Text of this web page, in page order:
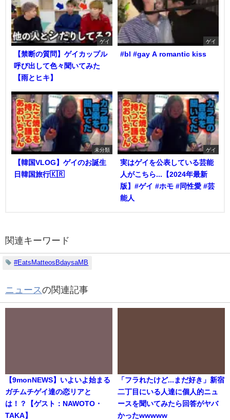
ゲイ
【禁断の質問】ゲイカップル
呼び出して色々聞いてみた
【雨とヒキ】
ゲイ
#bl #gay A romantic kiss
未分類
【韓国VLOG】ゲイのお誕生
日韓国旅行🇰🇷
ゲイ
実はゲイを公表している芸能
人がこちら...【2024年最新
版】#ゲイ #ホモ #同性愛 #芸
能人
関連キーワード
#EatsMatteosBdaysaMB
ニュースの関連記事
【9monNEWS】いよいよ始まる
ガチムチゲイ達の恋リアと
は！？【ゲスト：NAWOTO・
TAKA】
「フラれたけど...まだ好き」新宿
二丁目にいる人達に個人的ニュ
ースを聞いてみたら回答がヤバ
かったwwwww